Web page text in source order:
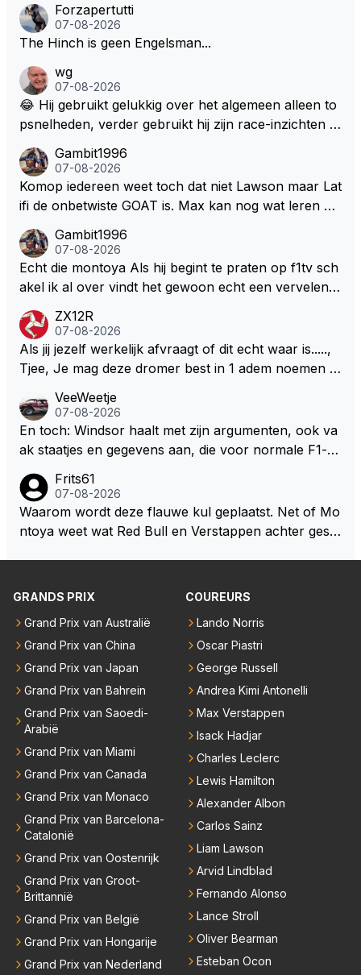
Forzapertutti
07-08-2026
The Hinch is geen Engelsman...
wg
07-08-2026
😂 Hij gebruikt gelukkig over het algemeen alleen to
psnelheden, verder gebruikt hij zijn race-inzichten q
een bocht zegt helemaal niets, dus wat dat betreft h
eeft hij sowieso gelijk 😂.
Gambit1996
07-08-2026
Komop iedereen weet toch dat niet Lawson maar Lat
ifi de onbetwiste GOAT is. Max kan nog wat leren va
milton, hahahaha. Latifi pakt ze allemaal met de oge
n dicht met als onbetwiste nummer 2 of GOATINES
S Lawson natuurlijk 😂😂😂😂😂
Gambit1996
07-08-2026
Echt die montoya Als hij begint te praten op f1tv sch
akel ik al over vindt het gewoon echt een vervelend
weet 🤮🤮
ZX12R
07-08-2026
Als jij jezelf werkelijk afvraagt of dit echt waar is.....,
Tjee, Je mag deze dromer best in 1 adem noemen m
aar voordragen uit eigen geest. Kan mij voorstellen d
at je het leuk vindt sprookjes te luisteren maar heb jij
jezelf dan ook wel eens afgevraagd of de dappere b
ze wolff gesneden heeft?
VeeWeetje
07-08-2026
En toch: Windsor haalt met zijn argumenten, ook va
ak staatjes en gegevens aan, die voor normale F1-fa
okies made of your own dough" 🤣
Frits61
07-08-2026
Waarom wordt deze flauwe kul geplaatst. Net of Mo
ntoya weet wat Red Bull en Verstappen achter geslo
GRANDS PRIX
Grand Prix van Australië
Grand Prix van China
Grand Prix van Japan
Grand Prix van Bahrein
Grand Prix van Saoedi-
Arabië
Grand Prix van Miami
Grand Prix van Canada
Grand Prix van Monaco
Grand Prix van Barcelona-
Catalonië
Grand Prix van Oostenrijk
Grand Prix van Groot-
Brittannië
Grand Prix van België
Grand Prix van Hongarije
Grand Prix van Nederland
COUREURS
Lando Norris
Oscar Piastri
George Russell
Andrea Kimi Antonelli
Max Verstappen
Isack Hadjar
Charles Leclerc
Lewis Hamilton
Alexander Albon
Carlos Sainz
Liam Lawson
Arvid Lindblad
Fernando Alonso
Lance Stroll
Oliver Bearman
Esteban Ocon